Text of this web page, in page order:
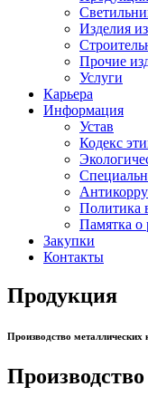
Изделия
Прочие
Услуги
Карьера
Информация
Устав
Кодекс
Политика
Памятка о
Закупки
Контакты
Продукция
Производство металлических